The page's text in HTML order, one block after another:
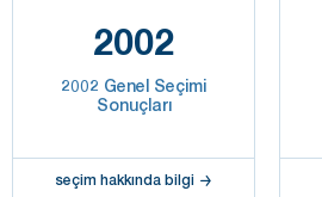
2002
2002 Genel Seçimi
Sonuçları
seçim hakkında bilgi